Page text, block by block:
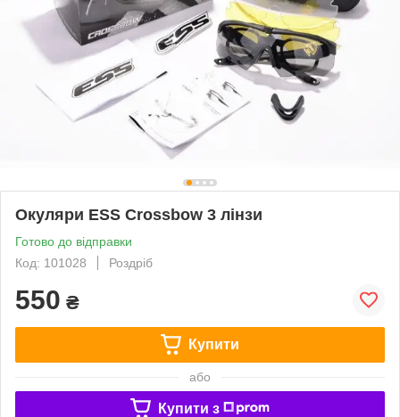
Окуляри ESS Crossbow 3 лінзи
Готово до відправки
Код: 101028
Роздріб
550 ₴
Купити
або
Купити з